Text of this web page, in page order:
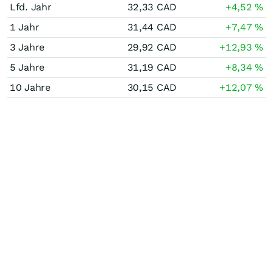
Lfd. Jahr
32,33 CAD +4,52%
1 Jahr
31,44 CAD +7,47%
3 Jahre
29,92 CAD +12,93%
5 Jahre
31,19 CAD +8,34%
10 Jahre
30,15 CAD +12,07%